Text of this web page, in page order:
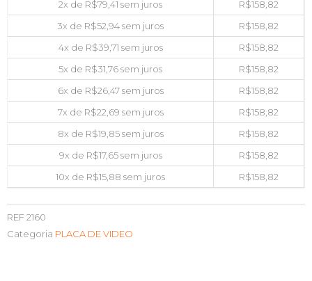
2x de R$79,41 sem juros R$158,82
3x de R$52,94sem juros R$158,82
4x de R$39,71 sem juros R$158,82
5x de R$31,76sem juros R$158,82
6x de R$26,47sem juros R$158,82
7x de R$22,69 sem juros R$158,82
8x de R$19,85sem juros R$158,82
9x de R$17,65sem juros R$158,82
10x de R$15,88 sem juros R$158,82
REF2160
Categoria PLACA DE VIDEO